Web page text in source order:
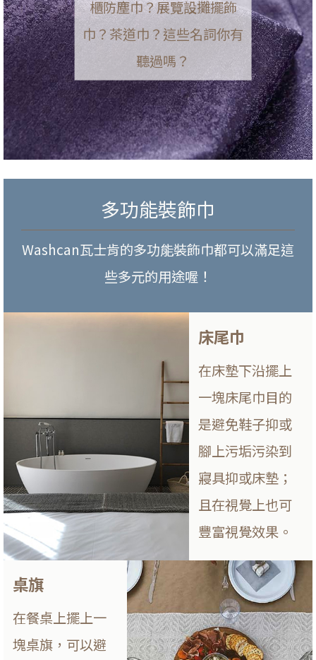
櫃防塵巾？展覽設攤擺飾
巾？茶道巾？這些名詞你有
聽過嗎？
多功能裝飾巾
Washcan瓦士肯的多功能裝飾巾都可以滿足這
些多元的用途喔！
床尾巾
在床墊下沿擺上
一塊床尾巾目的
是避免鞋子抑或
腳上污垢污染到
寢具抑或床墊；
且在視覺上也可
豐富視覺效果。
桌旗
在餐桌上擺上一
塊桌旗，可以避